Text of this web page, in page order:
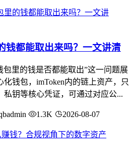
钱都能取出来吗？一文讲清
包里的钱是否都能取出”这一问题展
钱包，imToken内的链上资产，只
私钥等核心凭证，可通过对应公...
1.3K 2026-08-07